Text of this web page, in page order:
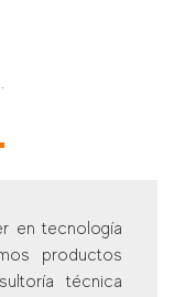
en tecnología
productos
técnica